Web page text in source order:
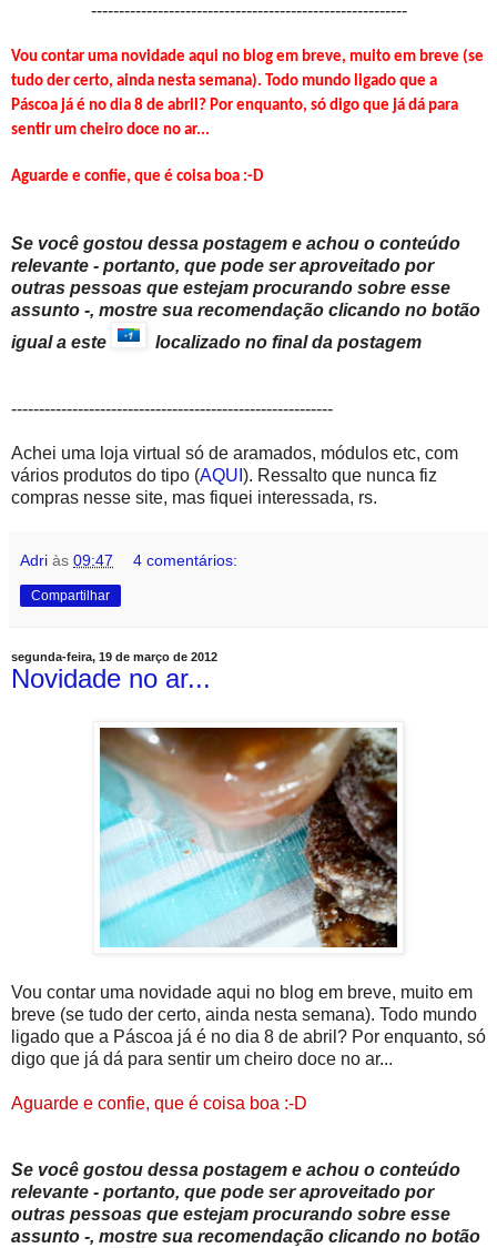
---------------------------------------------------------
Vou contar uma novidade aqui no blog em breve, muito em breve (se
tudo der certo, ainda nesta semana). Todo mundo ligado que a
Páscoa já é no dia 8 de abril? Por enquanto, só digo que já dá para
sentir um cheiro doce no ar...
Aguarde e confie, que é coisa boa :-D
Se você gostou dessa postagem e achou o conteúdo
relevante - portanto, que pode ser aproveitado por
outras pessoas que estejam procurando sobre esse
assunto -, mostre sua recomendação clicando no botão
igual a este
localizado no final da postagem
----------------------------------------------------------
Achei uma loja virtual só de aramados, módulos etc, com
vários produtos do tipo (AQUI ). Ressalto que nunca fiz
compras nesse site, mas fiquei interessada, rs.
Adri às 09:47 4 comentários:
Compartilhar
segunda-feira, 19 de março de 2012
Novidade no ar...
Vou contar uma novidade aqui no blog em breve, muito em
breve (se tudo der certo, ainda nesta semana). Todo mundo
ligado que a Páscoa já é no dia 8 de abril? Por enquanto, só
digo que já dá para sentir um cheiro doce no ar...
Aguarde e confie, que é coisa boa :-D
Se você gostou dessa postagem e achou o conteúdo
relevante - portanto, que pode ser aproveitado por
outras pessoas que estejam procurando sobre esse
assunto -, mostre sua recomendação clicando no botão